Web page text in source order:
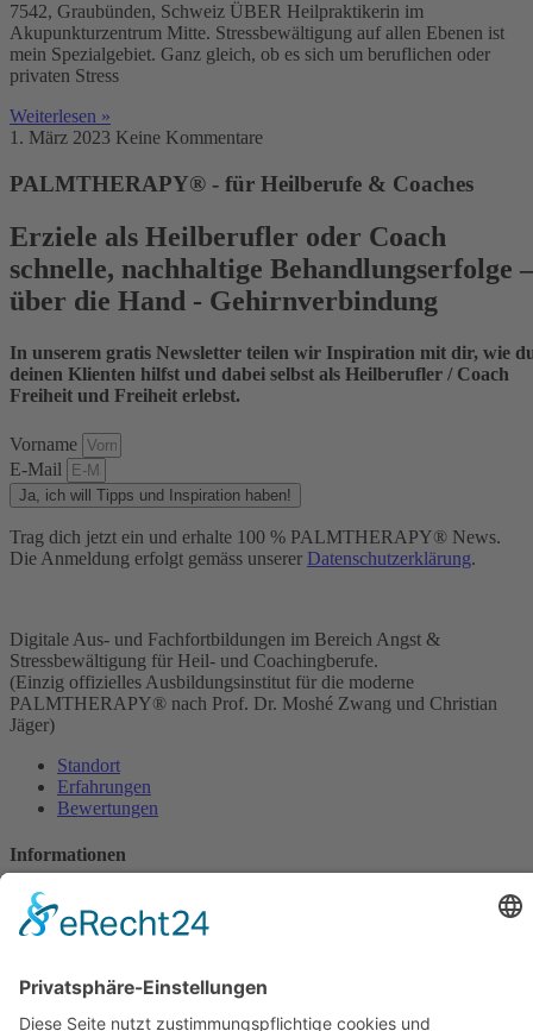
7542, Graubünden, Schweiz ÜBER Heilpraktikerin im
Akupunkturzentrum Mitte. Stressbewältigung auf allen Ebenen ist
mein Spezialgebiet. Ganz gleich, ob es sich um beruflichen oder
privaten Stress
Weiterlesen »
1. März 2023 Keine Kommentare
PALMTHERAPY® - für Heilberufe & Coaches
Erziele als Heilberufler oder Coach
schnelle, nachhaltige Behandlungserfolge –
über die Hand - Gehirnverbindung
In unserem gratis Newsletter teilen wir Inspiration mit dir, wie
deinen Klienten hilfst und dabei selbst als Heilberufler / Coach
Freiheit und Freiheit erlebst.
Vorname
E-Mail
Ja, ich will Tipps und Inspiration haben!
Trag dich jetzt ein und erhalte 100 % PALMTHERAPY® News.
Die Anmeldung erfolgt gemäss unserer Datenschutzerklärung.
Digitale Aus- und Fachfortbildungen im Bereich Angst &
Stressbewältigung für Heil- und Coachingberufe.
(Einzig offizielles Ausbildungsinstitut für die moderne
PALMTHERAPY® nach Prof. Dr. Moshé Zwang und Christian
Jäger)
Standort
Erfahrungen
Bewertungen
Informationen
Ausbildung
NEU: das Buch
Instagram